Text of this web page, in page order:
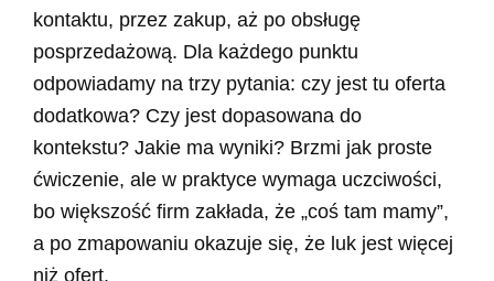
kontaktu, przez zakup, aż po obsługę
posprzedażową. Dla każdego punktu
odpowiadamy na trzy pytania: czy jest tu oferta
dodatkowa? Czy jest dopasowana do
kontekstu? Jakie ma wyniki? Brzmi jak proste
ćwiczenie, ale w praktyce wymaga uczciwości,
bo większość firm zakłada, że „coś tam mamy”,
a po zmapowaniu okazuje się, że luk jest więcej
niż ofert.